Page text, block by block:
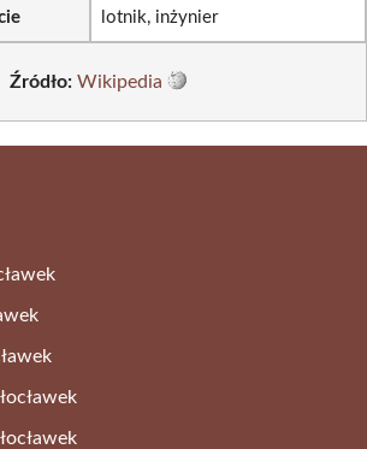
lotnik, inżynier
Źródło: Wikipedia